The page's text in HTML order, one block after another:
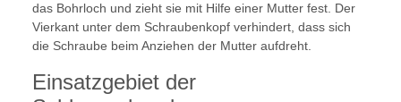
das Bohrloch und zieht sie mit Hilfe einer Mutter fest. Der
Vierkant unter dem Schraubenkopf verhindert, dass sich
die Schraube beim Anziehen der Mutter aufdreht.
Einsatzgebiet der